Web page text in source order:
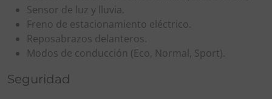
Sensor de luz y lluvia.
Freno de estacionamiento eléctrico.
Reposabrazos delanteros.
Modos de conducción (Eco, Normal, Sport).
Seguridad